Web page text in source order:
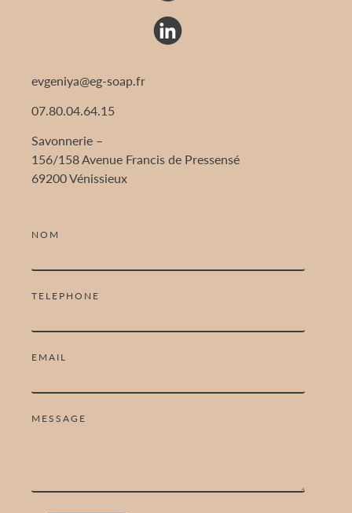
evgeniya@eg-soap.fr
07.80.04.64.15
Savonnerie –
156/158 Avenue Francis de Pressensé
69200 Vénissieux
NOM
TELEPHONE
EMAIL
MESSAGE